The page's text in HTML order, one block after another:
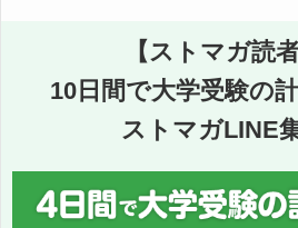
【ストマガ読
10日間で大学受験の
ストマガLINE